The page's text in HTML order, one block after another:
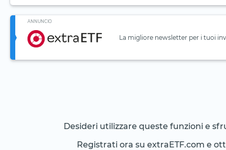
ANNUNCIO
La migliore newsletter per i tuoi
Desideri utilizzare queste funzioni e
Registrati ora su extraETF.com e